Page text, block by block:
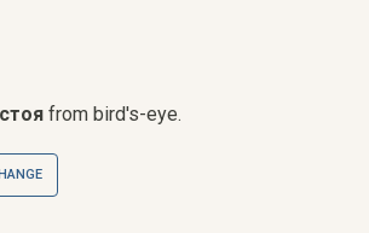
from bird's-eye.